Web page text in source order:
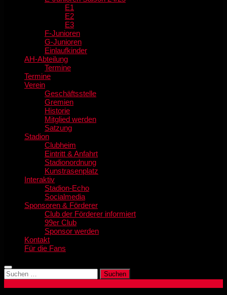
E1
E2
E3
F-Junioren
G-Junioren
Einlaufkinder
AH-Abteilung
Termine
Termine
Verein
Geschäftsstelle
Gremien
Historie
Mitglied werden
Satzung
Stadion
Clubheim
Eintritt & Anfahrt
Stadionordnung
Kunstrasenplatz
Interaktiv
Stadion-Echo
Socialmedia
Sponsoren & Förderer
Club der Förderer informiert
99er Club
Sponsor werden
Kontakt
Für die Fans
Suchen
nach: